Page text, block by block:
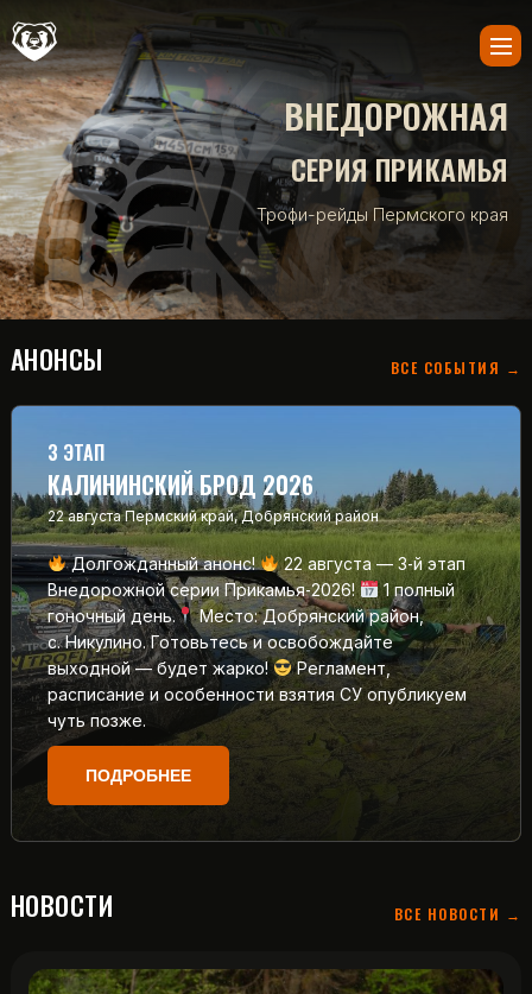
ВНЕДОРОЖНАЯ
СЕРИЯ ПРИКАМЬЯ
Трофи-рейды Пермского края
АНОНСЫ ВСЕ СОБЫТИЯ →
3 ЭТАП
КАЛИНИНСКИЙ БРОД 2026
22 августа Пермский край, Добрянский район
Долгожданный анонс!
22 августа — 3‑й этап
Внедорожной серии Прикамья‑2026!
1 полный
гоночный день.
Место: Добрянский район,
с. Никулино. Готовьтесь и освобождайте
выходной — будет жарко!
Регламент,
расписание и особенности взятия СУ опубликуем
чуть позже.
ПОДРОБНЕЕ
НОВОСТИ ВСЕ НОВОСТИ →